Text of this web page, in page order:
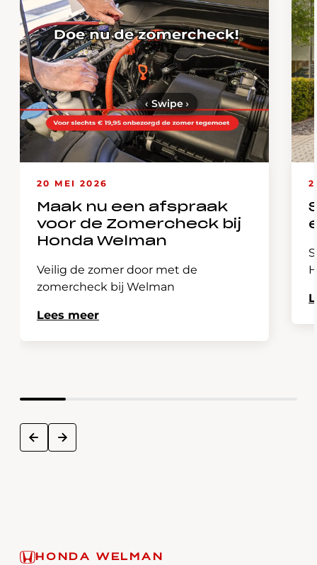
20 MEI 2026
Maak nu een afspraak
voor de Zomercheck bij
Honda Welman
Veilig de zomer door met de
zomercheck bij Welman
Lees meer
prev next
‹ Swipe›
HONDA WELMAN